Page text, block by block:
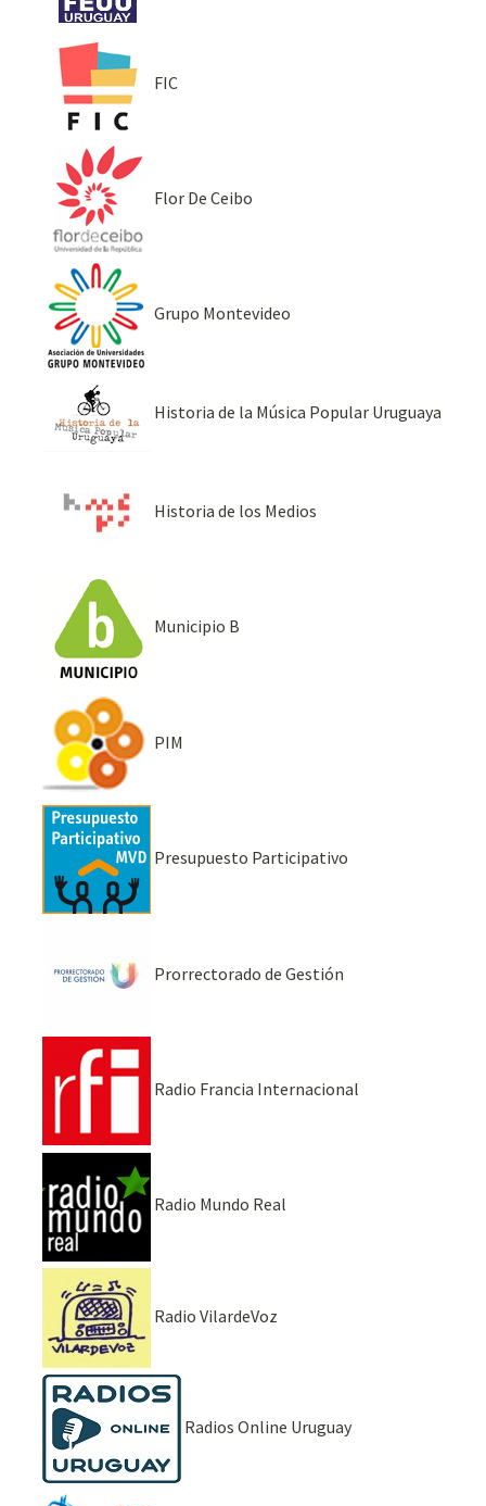
FIC
Flor De Ceibo
Grupo Montevideo
Historia de la Música Popular Uruguaya
Historia de los Medios
Municipio B
PIM
Presupuesto Participativo
Prorrectorado de Gestión
Radio Francia Internacional
Radio Mundo Real
Radio VilardeVoz
Radios Online Uruguay